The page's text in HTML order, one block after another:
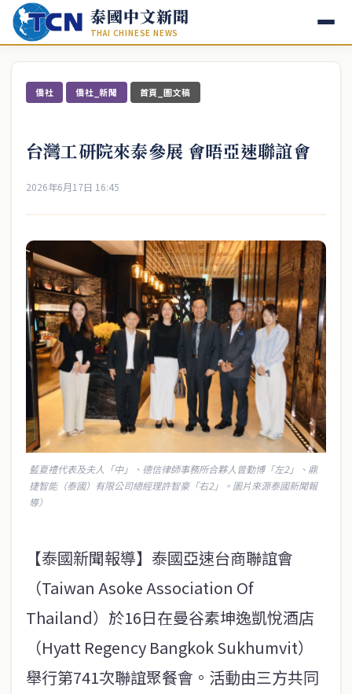
泰國中文新聞
THAI CHINESE NEWS
僑社 僑社_新聞 首頁_圖文稿
台灣工研院來泰參展 會晤亞速聯誼會
2026年6月17日 16:45
藍夏禮代表及夫人「中」、德信律師事務所合夥人曾勤博「左2」、鼎
捷智能（泰國）有限公司總經理許智豪「右2」。圖片來源泰國新聞報
導）
【泰國新聞報導】泰國亞速台商聯誼會
（Taiwan Asoke Association Of
Thailand）於16日在曼谷素坤逸凱悅酒店
（Hyatt Regency Bangkok Sukhumvit）
舉行第741次聯誼聚餐會。活動由三方共同